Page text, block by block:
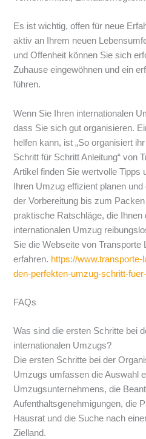
Es ist wichtig, offen für neue
aktiv an Ihrem neuen
und Offenheit können Sie sich
Zuhause eingewöhnen und ein
führen.
Wenn Sie Ihren internationalen
dass Sie sich gut organisieren.
helfen kann, ist „So organisiert
Schritt für Schritt Anleitung“ von
Artikel finden Sie wertvolle Tipps
Ihren Umzug effizient planen
der Vorbereitung bis zum
praktische Ratschläge, die Ihnen
internationalen Umzug
Sie die Webseite von
erfahren. https://
den-perfekten-umzug-schritt-
FAQs
Was sind die ersten Schritte bei
internationalen Umzugs?
Die ersten Schritte bei der
Umzugs umfassen die Auswahl
Umzugsunternehmens, die
Aufenthaltsgenehmigungen, die
Hausrat und die Suche nach
Zielland.